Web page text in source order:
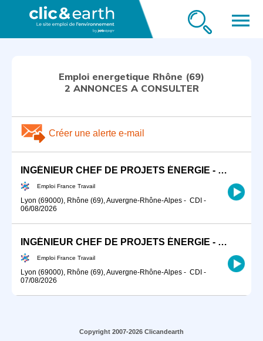
menu
Emploi energetique Rhône (69)
2 ANNONCES A CONSULTER
Créer une alerte e-mail
INGÉNIEUR CHEF DE PROJETS ÉNERGIE - RÉSEAUX DE CHALEUR (H/F)
Emploi France Travail
Lyon (69000), Rhône (69), Auvergne-Rhône-Alpes - CDI -
06/08/2026
INGÉNIEUR CHEF DE PROJETS ÉNERGIE - RÉSEAUX DE CHALEUR (H/F)
Emploi France Travail
Lyon (69000), Rhône (69), Auvergne-Rhône-Alpes - CDI -
07/08/2026
Copyright 2007-2026 Clicandearth